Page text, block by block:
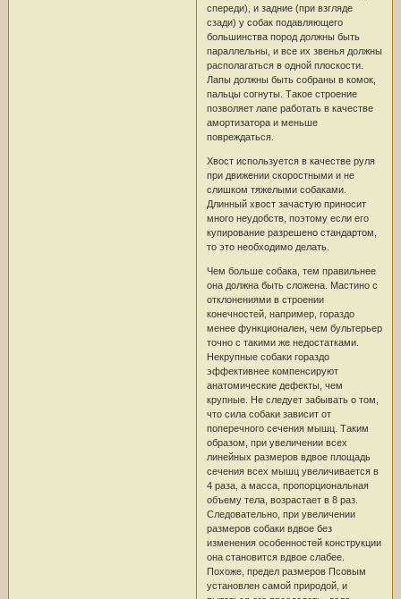
спереди), и задние (при взгляде
сзади) у собак подавляющего
большинства пород должны быть
параллельны, и все их звенья должны
располагаться в одной плоскости.
Лапы должны быть собраны в комок,
пальцы согнуты. Такое строение
позволяет лапе работать в качестве
амортизатора и меньше
повреждаться.
Хвост используется в качестве руля
при движении скоростными и не
слишком тяжелыми собаками.
Длинный хвост зачастую приносит
много неудобств, поэтому если его
купирование разрешено стандартом,
то это необходимо делать.
Чем больше собака, тем правильнее
она должна быть сложена. Мастино с
отклонениями в строении
конечностей, например, гораздо
менее функционален, чем бультерьер
точно с такими же недостатками.
Некрупные собаки гораздо
эффективнее компенсируют
анатомические дефекты, чем
крупные. Не следует забывать о том,
что сила собаки зависит от
поперечного сечения мышц. Таким
образом, при увеличении всех
линейных размеров вдвое площадь
сечения всех мышц увеличивается в
4 раза, а масса, пропорциональная
объему тела, возрастает в 8 раз.
Следовательно, при увеличении
размеров собаки вдвое без
изменения особенностей конструкции
она становится вдвое слабее.
Похоже, предел размеров Псовым
установлен самой природой, и